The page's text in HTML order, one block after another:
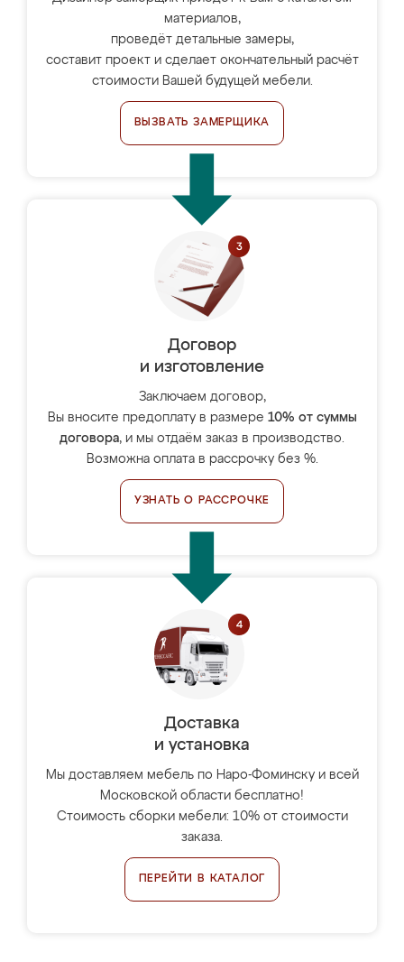
материалов,
проведёт детальные замеры,
составит проект и сделает окончательный расчёт
стоимости Вашей будущей мебели.
ВЫЗВАТЬ ЗАМЕРЩИКА
Договор
и изготовление
Заключаем договор,
Вы вносите предоплату в размере 10% от суммы
договора, и мы отдаём заказ в производство.
Возможна оплата в рассрочку без %.
УЗНАТЬ О РАССРОЧКЕ
Доставка
и установка
Мы доставляем мебель по Наро-Фоминску и всей
Московской области бесплатно!
Стоимость сборки мебели: 10% от стоимости
заказа.
ПЕРЕЙТИ В КАТАЛОГ